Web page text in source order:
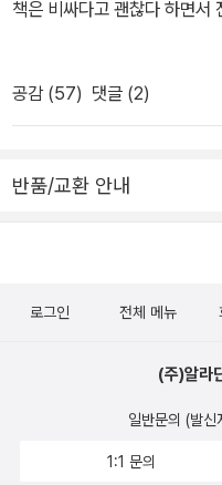
아닌 사기였다. 현지에서 사
을 받았다. 인간의 해골로 장
부족들과 식량 거래를 할 수
량을 먹으며 견딜 수 있었지
굶는 수밖에 없었다. 그마저
그곳에서 병들어 있던, 훗날
그리고 나중에는 <지옥의 묵
거듭하게 된다. 1885년 11월
는 벨기에의 레오폴드 국왕이
리카는 콘래드가 콩고를 떠난
이어와 패킹, 전선 제조를 위
무를 얻기 위한 착취가 오늘날
어지게 된다. 어제가 삼일절
기면 어떤 일들이 벌어지는
적이었다.
공감 (57) 댓글 (2)
반품/교환 안내
로그인 전체 메뉴
(주)알라
일반문의 (발신
1:1 문의